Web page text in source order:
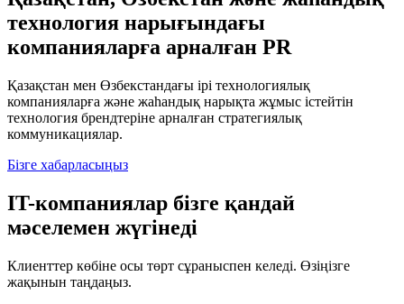
технология нарығындағы
компанияларға арналған PR
Қазақстан мен Өзбекстандағы ірі технологиялық
компанияларға және жаһандық нарықта жұмыс істейтін
технология брендтеріне арналған стратегиялық
коммуникациялар.
Бізге хабарласыңыз
IT-компаниялар бізге қандай
мәселемен жүгінеді
Клиенттер көбіне осы төрт сұраныспен келеді. Өзіңізге
жақынын таңдаңыз.